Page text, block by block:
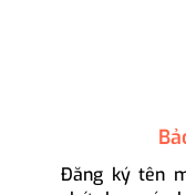
Đăng ký tên